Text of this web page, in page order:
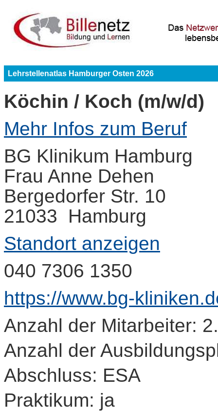
Lehrstellenatlas Hamburger Osten 2026
Köchin / Koch (m/w/d)
Mehr Infos zum Beruf
BG Klinikum Hamburg
Frau Anne Dehen
Bergedorfer Str. 10
21033 Hamburg
Standort anzeigen
040 7306 1350
https://www.bg-
Anzahl der Mitarbeiter:
Anzahl der
Abschluss: ESA
Praktikum: ja